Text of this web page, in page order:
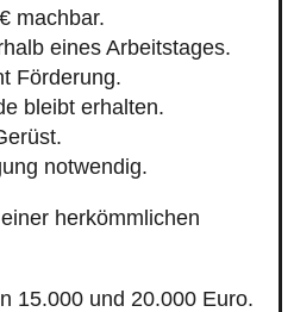
machbar.
eines Arbeitstages.
Förderung.
bleibt erhalten.
notwendig.
herkömmlichen
15.000 und 20.000 Euro.